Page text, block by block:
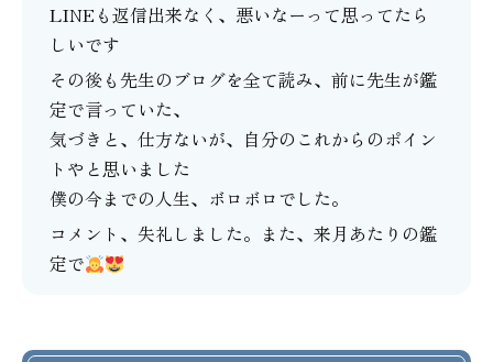
LINEも返信出来なく、悪いなーって思ってたら
しいです
その後も先生のブログを全て読み、前に先生が鑑
定で言っていた、
気づきと、仕方ないが、自分のこれからのポイン
トやと思いました
僕の今までの人生、ボロボロでした。
コメント、失礼しました。また、来月あたりの鑑
定で